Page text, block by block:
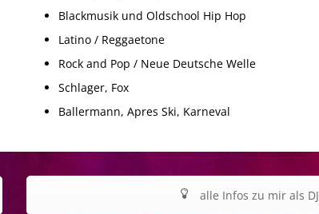
Blackmusik und Oldschool Hip Hop
Latino / Reggaetone
Rock and Pop / Neue Deutsche Welle
Schlager, Fox
Ballermann, Apres Ski, Karneval
alle Infos zu mir als DJ